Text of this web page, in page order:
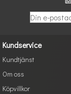
Kundservice
Kundtjänst
Om oss
Köpvillkor